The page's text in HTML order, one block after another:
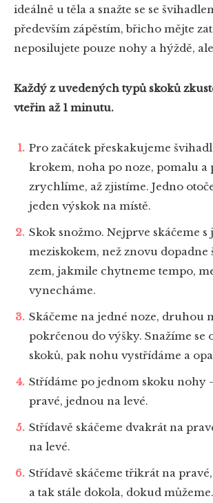
ideálně u těla a snažte se se
především zápěstím, břicho mějte
neposilujete pouze nohy a hýždě,
Každý z uvedených typů skoků
vteřin až 1 minutu.
Pro začátek přeskakujeme
krokem, noha po noze, pomalu a
zrychlíme, až zjistíme. Jedno
jeden výskok na místě.
Skok snožmo. Nejprve skáčeme s
meziskokem, než znovu dopadne
zem, jakmile chytneme tempo,
vynecháme.
Skáčeme na jedné noze, druhou
pokrčenou do výšky. Snažíme se
skoků, pak nohu vystřídáme a
Střídáme po jednom skoku nohy
pravé, jednou na levé.
Střídavě skáčeme dvakrát na
na levé.
Střídavě skáčeme třikrát na
a tak stále dokola, dokud můžeme.